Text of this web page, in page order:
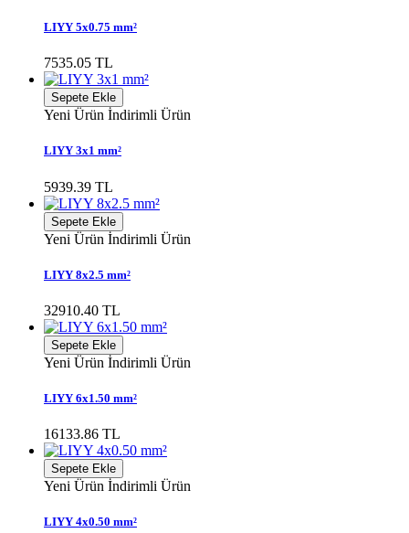
LIYY 5x0.75 mm²
7535.05 TL
Sepete Ekle
Yeni Ürün İndirimli Ürün
LIYY 3x1 mm²
5939.39 TL
Sepete Ekle
Yeni Ürün İndirimli Ürün
LIYY 8x2.5 mm²
32910.40 TL
Sepete Ekle
Yeni Ürün İndirimli Ürün
LIYY 6x1.50 mm²
16133.86 TL
Sepete Ekle
Yeni Ürün İndirimli Ürün
LIYY 4x0.50 mm²